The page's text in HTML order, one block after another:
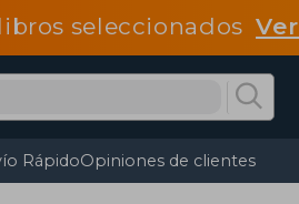
seleccionados
RápidoOpiniones de clientes